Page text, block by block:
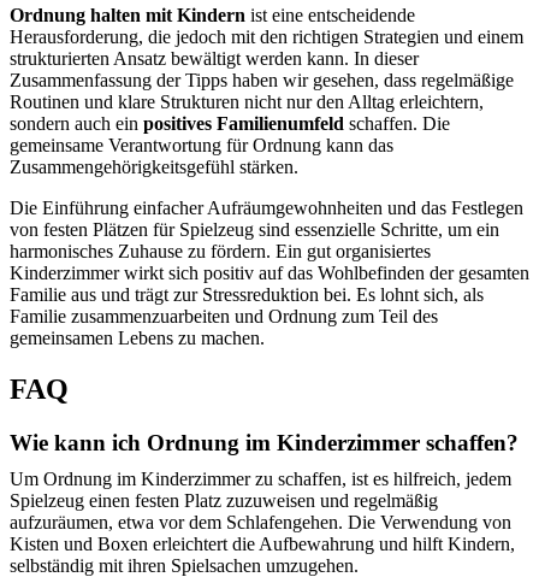
Ordnung halten mit Kindern ist eine entscheidende
Herausforderung, die jedoch mit den richtigen Strategien und einem
strukturierten Ansatz bewältigt werden kann. In dieser
Zusammenfassung der Tipps haben wir gesehen, dass regelmäßige
Routinen und klare Strukturen nicht nur den Alltag erleichtern,
sondern auch ein positives Familienumfeld schaffen. Die
gemeinsame Verantwortung für Ordnung kann das
Zusammengehörigkeitsgefühl stärken.
Die Einführung einfacher Aufräumgewohnheiten und das Festlegen
von festen Plätzen für Spielzeug sind essenzielle Schritte, um ein
harmonisches Zuhause zu fördern. Ein gut organisiertes
Kinderzimmer wirkt sich positiv auf das Wohlbefinden der gesamten
Familie aus und trägt zur Stressreduktion bei. Es lohnt sich, als
Familie zusammenzuarbeiten und Ordnung zum Teil des
gemeinsamen Lebens zu machen.
FAQ
Wie kann ich Ordnung im Kinderzimmer schaffen?
Um Ordnung im Kinderzimmer zu schaffen, ist es hilfreich, jedem
Spielzeug einen festen Platz zuzuweisen und regelmäßig
aufzuräumen, etwa vor dem Schlafengehen. Die Verwendung von
Kisten und Boxen erleichtert die Aufbewahrung und hilft Kindern,
selbständig mit ihren Spielsachen umzugehen.